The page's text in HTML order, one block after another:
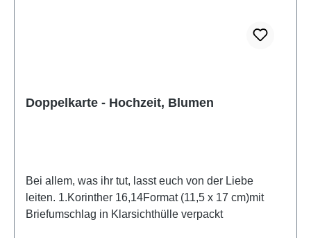
Doppelkarte - Hochzeit, Blumen
Bei allem, was ihr tut, lasst euch von der Liebe
leiten. 1.Korinther 16,14Format (11,5 x 17 cm)mit
Briefumschlag in Klarsichthülle verpackt